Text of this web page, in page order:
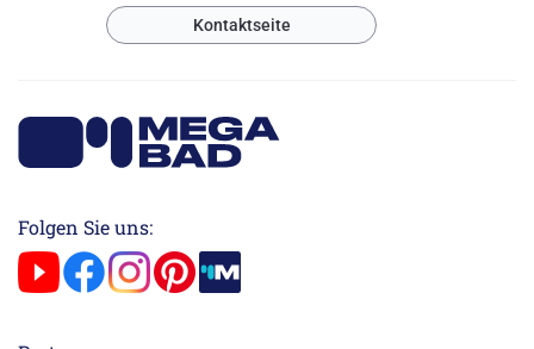
Kontaktseite
Folgen Sie uns: